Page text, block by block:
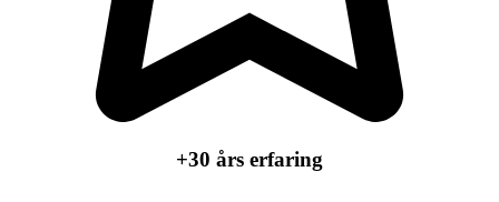
+30 års erfaring